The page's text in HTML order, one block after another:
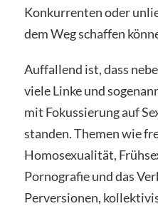
Konkurrenten oder
dem Weg schaffen
Auffallend ist, dass
viele Linke und
mit Fokussierung auf
standen. Themen wie
Homosexualität,
Pornografie und das
Perversionen,